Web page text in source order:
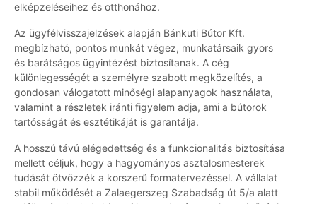
elképzeléseihez és otthonához.
Az ügyfélvisszajelzések alapján Bánkuti Bútor Kft.
megbízható, pontos munkát végez, munkatársaik gyors
és barátságos ügyintézést biztosítanak. A cég
különlegességét a személyre szabott megközelítés, a
gondosan válogatott minőségi alapanyagok használata,
valamint a részletek iránti figyelem adja, ami a bútorok
tartósságát és esztétikáját is garantálja.
A hosszú távú elégedettség és a funkcionalitás biztosítása
mellett céljuk, hogy a hagyományos asztalosmesterek
tudását ötvözzék a korszerű formatervezéssel. A vállalat
stabil működését a Zalaegerszeg Szabadság út 5/a alatt